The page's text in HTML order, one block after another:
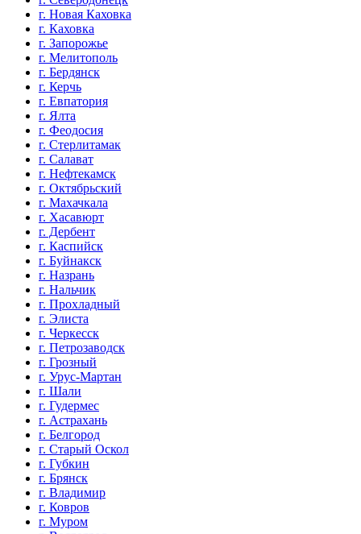
г. Новая Каховка
г. Каховка
г. Запорожье
г. Мелитополь
г. Бердянск
г. Керчь
г. Евпатория
г. Ялта
г. Феодосия
г. Стерлитамак
г. Салават
г. Нефтекамск
г. Октябрьский
г. Махачкала
г. Хасавюрт
г. Дербент
г. Каспийск
г. Буйнакск
г. Назрань
г. Нальчик
г. Прохладный
г. Элиста
г. Черкесск
г. Петрозаводск
г. Грозный
г. Урус-Мартан
г. Шали
г. Гудермес
г. Астрахань
г. Белгород
г. Старый Оскол
г. Губкин
г. Брянск
г. Владимир
г. Ковров
г. Муром